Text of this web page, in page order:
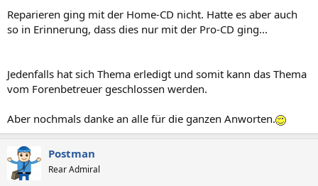
Reparieren ging mit der Home-CD nicht. Hatte es aber auch
so in Erinnerung, dass dies nur mit der Pro-CD ging...
Jedenfalls hat sich Thema erledigt und somit kann das Thema
vom Forenbetreuer geschlossen werden.
Aber nochmals danke an alle für die ganzen Anworten.
Postman
Rear Admiral